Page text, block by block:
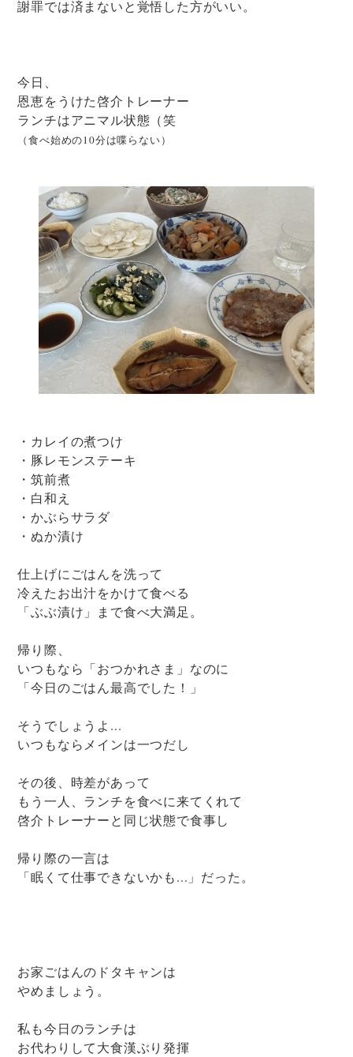
謝罪では済まないと覚悟した方がいい。
今日、
恩恵をうけた啓介トレーナー
ランチはアニマル状態（笑
（食べ始めの10分は喋らない）
・カレイの煮つけ
・豚レモンステーキ
・筑前煮
・白和え
・かぶらサラダ
・ぬか漬け
仕上げにごはんを洗って
冷えたお出汁をかけて食べる
「ぶぶ漬け」まで食べ大満足。
帰り際、
いつもなら「おつかれさま」なのに
「今日のごはん最高でした！」
そうでしょうよ...
いつもならメインは一つだし
その後、時差があって
もう一人、ランチを食べに来てくれて
啓介トレーナーと同じ状態で食事し
帰り際の一言は
「眠くて仕事できないかも...」だった。
お家ごはんのドタキャンは
やめましょう。
私も今日のランチは
お代わりして大食漢ぶり発揮